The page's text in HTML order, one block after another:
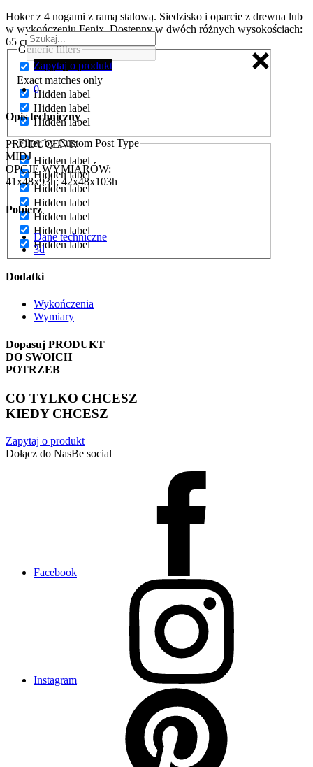
Generic filters
Hidden label
Exact matches only
Hidden label
Hidden label
Hidden label
Filter by Custom Post Type
Hidden label
Hidden label
Hidden label
Hidden label
Hidden label
Hidden label
Hidden label
Hoker z 4 nogami z ramą stalową. Siedzisko i oparcie z drewna lub
w wykończeniu Fenix. Dostępny w dwóch różnych wysokościach:
65 cm i 75 cm.
Zapytaj o produkt
0
Opis techniczny
PRODUCENT:
MIDJ
OPCJE WYMIARÓW:
41x48x93h; 42x48x103h
Pobierz
Dane techniczne
3d
Dodatki
Wykończenia
Wymiary
Dopasuj PRODUKT
DO SWOICH
POTRZEB
CO TYLKO CHCESZ
KIEDY CHCESZ
Zapytaj o produkt
Dołącz do NasBe social
Facebook
Instagram